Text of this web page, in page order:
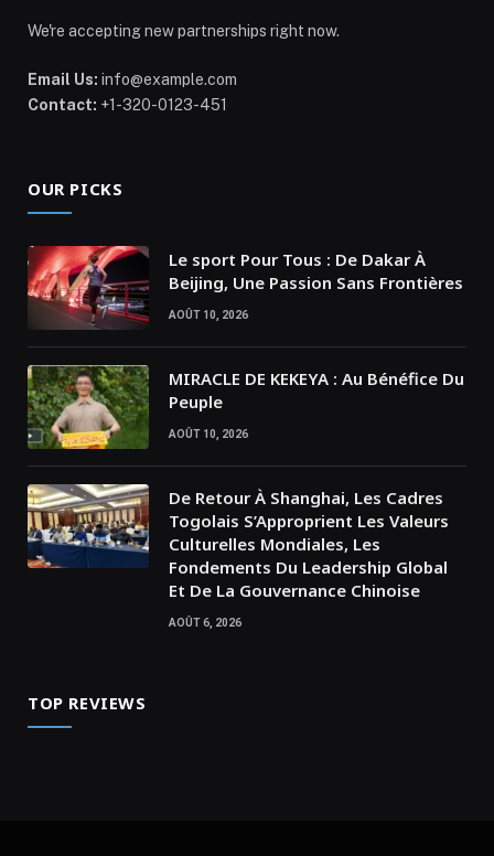
We're accepting new partnerships right now.
Email Us: info@example.com
Contact: +1-320-0123-451
OUR PICKS
Le sport Pour Tous : De Dakar À
Beijing, Une Passion Sans Frontières
AOÛT 10, 2026
MIRACLE DE KEKEYA : Au Bénéfice Du
Peuple
AOÛT 10, 2026
De Retour À Shanghai, Les Cadres
Togolais S’Approprient Les Valeurs
Culturelles Mondiales, Les
Fondements Du Leadership Global
Et De La Gouvernance Chinoise
AOÛT 6, 2026
TOP REVIEWS